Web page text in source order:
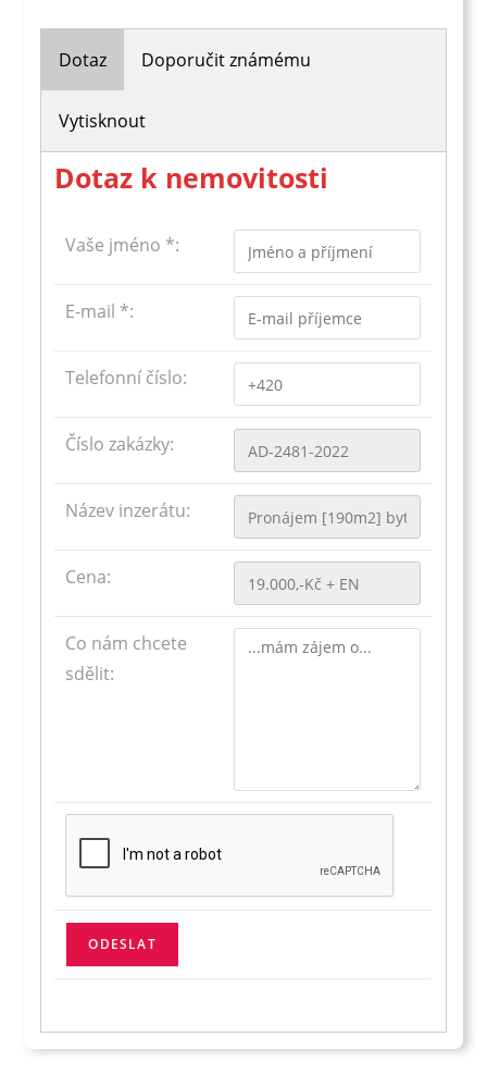
Dotaz Doporučit známému
Vytisknout
Dotaz k nemovitosti
Vaše jméno *:
E-mail *:
Telefonní číslo:
Číslo zakázky:
Název inzerátu:
Cena:
Co nám chcete
sdělit: